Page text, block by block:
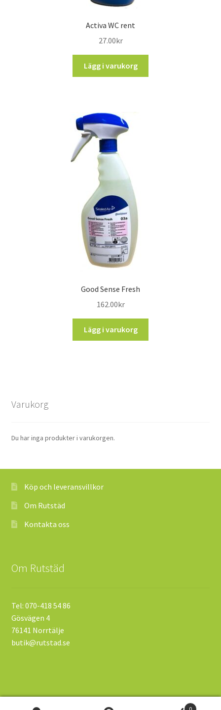
Activa WC rent
27.00kr
Lägg i varukorg
Good Sense Fresh
162.00kr
Lägg i varukorg
Varukorg
Du har inga produkter i varukorgen.
Köp och leveransvillkor
Om Rutstäd
Kontakta oss
Om Rutstäd
Tel: 070-418 54 86
Gösvägen 4
76141 Norrtälje
butik@rutstad.se